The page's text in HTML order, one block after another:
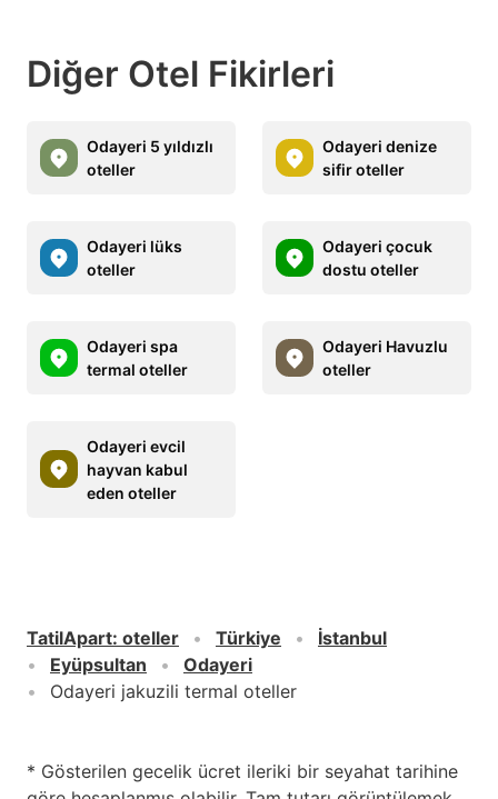
Diğer Otel Fikirleri
Odayeri 5 yıldızlı
oteller
Odayeri denize
sifir oteller
Odayeri lüks
oteller
Odayeri çocuk
dostu oteller
Odayeri spa
termal oteller
Odayeri Havuzlu
oteller
Odayeri evcil
hayvan kabul
eden oteller
TatilApart: oteller Türkiye
İstanbul
Eyüpsultan
Odayeri
Odayeri jakuzili termal oteller
* Gösterilen gecelik ücret ileriki bir seyahat tarihine